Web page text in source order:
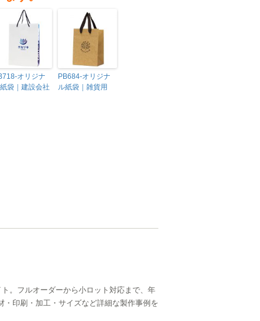
オリジナ
袋｜建設会社
PB684-オリジナ
ル紙袋｜雑貨用
。フルオーダーから小ロット対応まで、年
印刷・加工・サイズなど詳細な製作事例を